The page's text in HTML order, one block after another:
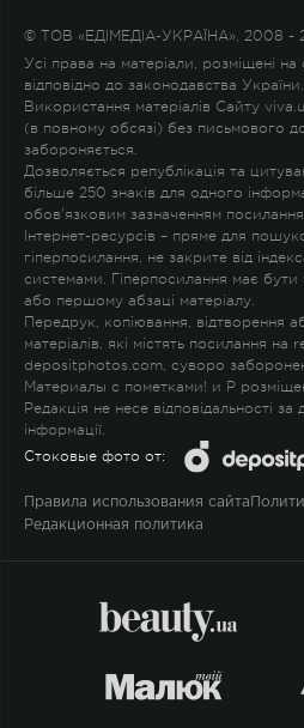
© ТОВ «ЕДІМЕДІА-УКРАЇНА», 2008 -
Усі права на матеріали, розміщені
відповідно до законодавства України.
Використання матеріалів Сайту
(в повному обсязі) без письмового
забороняється.
Дозволяється републікація та
більше 250 знаків для одного
обов'язковим зазначенням
Інтернет-ресурсів – пряме для
гіперпосилання, не закрите від
системами. Гіперпосилання має бути
або першому абзаці матеріалу.
Передрук, копіювання, відтворення
матеріалів, які містять посилання
depositphotos.com, суворо
Материалы с пометками! и P
Редакція не несе відповідальності за
інформації.
Стоковые фото от:
Правила использования сайта
Редакционная политика